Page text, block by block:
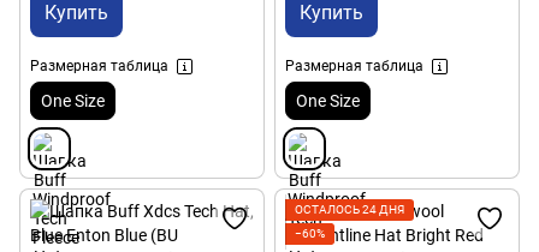
Купить
Размерная таблица
One Size
Купить
Размерная таблица
One Size
ОСТАЛОСЬ 24 ДНЯ
−60%